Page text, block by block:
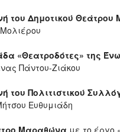
του Δημοτικού
«Θεατροδότες» της
Πάντου-Ζιάκου
του Πολιτιστικού
Ευθυμιάδη